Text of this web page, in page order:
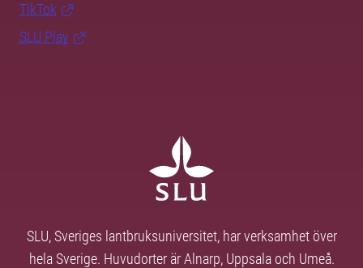
TikTok
SLU Play
SLU, Sveriges lantbruksuniversitet, har verksamhet över
hela Sverige. Huvudorter är Alnarp, Uppsala och Umeå.